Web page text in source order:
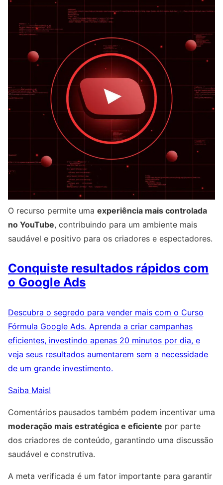
O recurso permite uma experiência mais controlada
no YouTube, contribuindo para um ambiente mais
saudável e positivo para os criadores e espectadores.
Conquiste resultados rápidos com
o Google Ads
Descubra o segredo para vender mais com o Curso
Fórmula Google Ads. Aprenda a criar campanhas
eficientes, investindo apenas 20 minutos por dia, e
veja seus resultados aumentarem sem a necessidade
de um grande investimento.
Saiba Mais!
Comentários pausados também podem incentivar uma
moderação mais estratégica e eficiente por parte
dos criadores de conteúdo, garantindo uma discussão
saudável e construtiva.
A meta verificada é um fator importante para garantir